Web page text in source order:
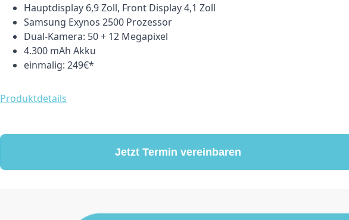
Hauptdisplay 6,9 Zoll, Front Display 4,1 Zoll
Samsung Exynos 2500 Prozessor
Dual-Kamera: 50 + 12 Megapixel
4.300 mAh Akku
einmalig: 249€*
Produktdetails
Jetzt Termin vereinbaren